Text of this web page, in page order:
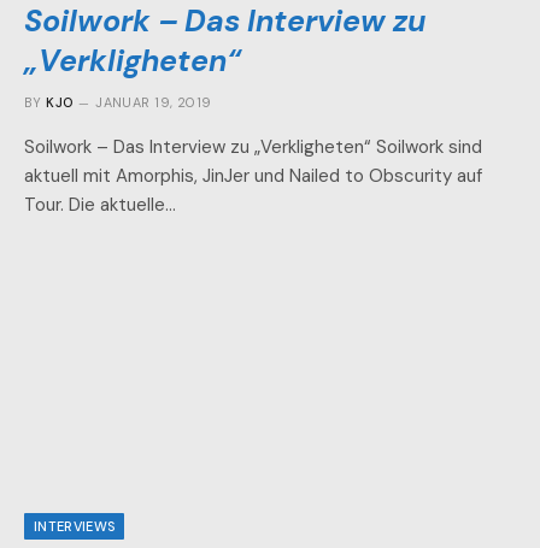
Soilwork – Das Interview zu
„Verkligheten“
BY KJO JANUAR 19, 2019
Soilwork – Das Interview zu „Verkligheten“ Soilwork sind
aktuell mit Amorphis, JinJer und Nailed to Obscurity auf
Tour. Die aktuelle…
INTERVIEWS